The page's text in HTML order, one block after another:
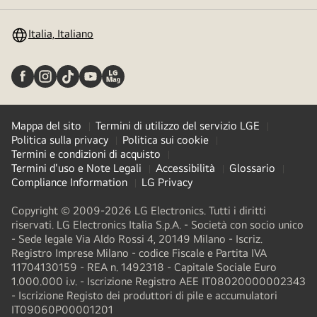
Italia, Italiano
Mappa del sito
Termini di utilizzo del servizio LGE
Politica sulla privacy
Politica sui cookie
Termini e condizioni di acquisto
Termini d'uso e Note Legali
Accessibilità
Glossario
Compliance Information
LG Privacy
Copyright © 2009-2026 LG Electronics. Tutti i diritti
riservati. LG Electronics Italia S.p.A. - Società con socio unico
- Sede legale Via Aldo Rossi 4, 20149 Milano - Iscriz.
Registro Imprese Milano - codice Fiscale e Partita IVA
11704130159 - REA n. 1492318 - Capitale Sociale Euro
1.000.000 i.v. - Iscrizione Registro AEE IT08020000002343​
- Iscrizione Registo dei produttori di pile e accumulatori
IT09060P00001201